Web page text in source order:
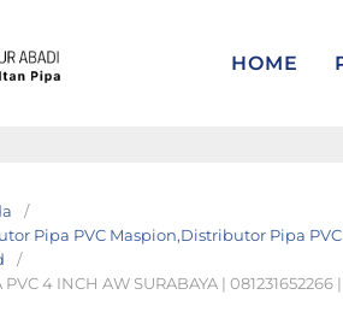
HOME
Pipa PVC Maspion,Distributor Pipa
PVC 4 INCH AW SURABAYA | 081231652266